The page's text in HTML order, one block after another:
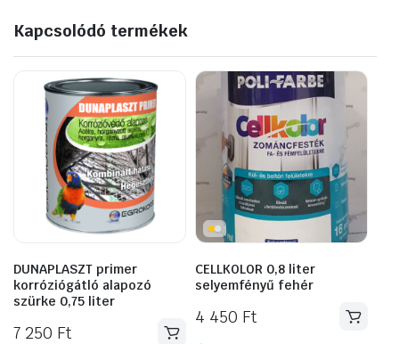
Kapcsolódó termékek
DUNAPLASZT primer
korróziógátló alapozó
szürke 0,75 liter
7 250 Ft
CELLKOLOR 0,8 liter
selyemfényű fehér
4 450 Ft